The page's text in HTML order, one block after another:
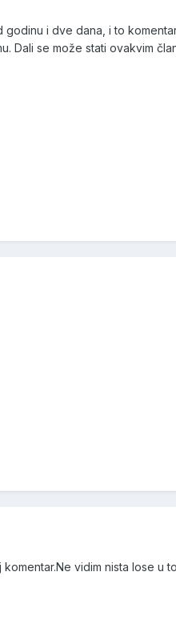
i dve dana, i to
Dali se može stati ovakvim
vidim nista lose u